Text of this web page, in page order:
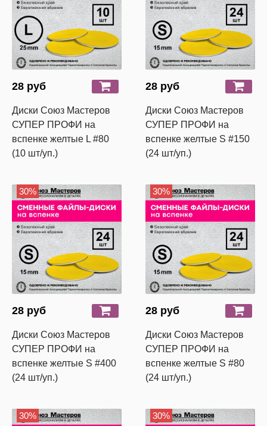
28 руб
Диски Союз Мастеров
СУПЕР ПРОФИ на
вспенке желтые L #80
(10 шт/уп.)
28 руб
Диски Союз Мастеров
СУПЕР ПРОФИ на
вспенке желтые S #150
(24 шт/уп.)
30%
28 руб
Диски Союз Мастеров
СУПЕР ПРОФИ на
вспенке желтые S #400
(24 шт/уп.)
30%
28 руб
Диски Союз Мастеров
СУПЕР ПРОФИ на
вспенке желтые S #80
(24 шт/уп.)
30% 30%